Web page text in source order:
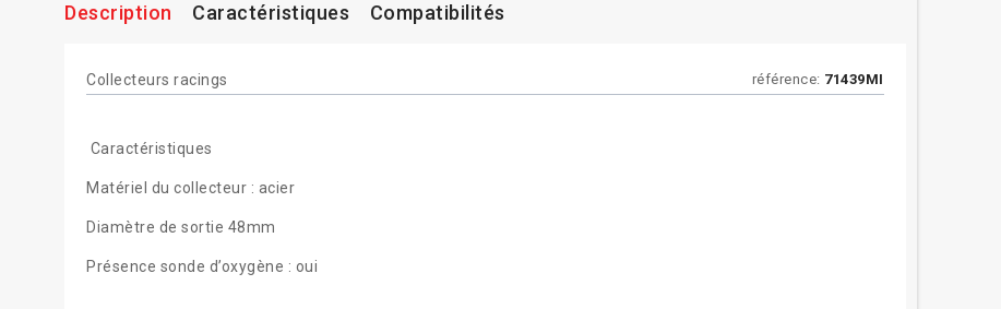
Description Caractéristiques Compatibilités
référence: 71439MI
Collecteurs racings
Caractéristiques
Matériel du collecteur : acier
Diamètre de sortie 48mm
Présence sonde d’oxygène : oui